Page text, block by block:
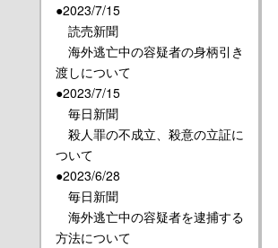
●2023/7/15
読売新聞
海外逃亡中の容疑者の身柄引き
渡しについて
●2023/7/15
毎日新聞
殺人罪の不成立、殺意の立証に
ついて
●2023/6/28
毎日新聞
海外逃亡中の容疑者を逮捕する
方法について